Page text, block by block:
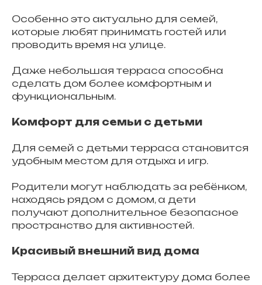
Особенно это актуально для семей,
которые любят принимать гостей или
проводить время на улице.
Даже небольшая терраса способна
сделать дом более комфортным и
функциональным.
Комфорт для семьи с детьми
Для семей с детьми терраса становится
удобным местом для отдыха и игр.
Родители могут наблюдать за ребёнком,
находясь рядом с домом, а дети
получают дополнительное безопасное
пространство для активностей.
Красивый внешний вид дома
Терраса делает архитектуру дома более